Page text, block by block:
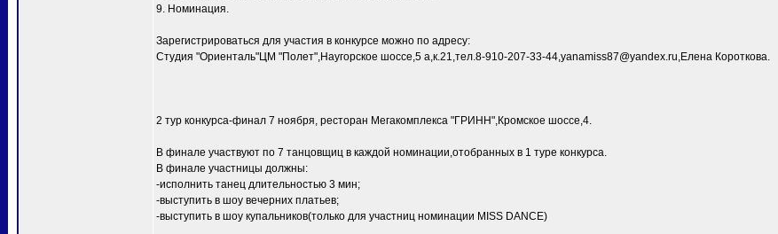
9. Номинация.
Зарегистрироваться для участия в конкурсе можно по адресу:
Студия "Ориенталь"ЦМ "Полет",Наугорское шоссе,5 а,к.21,тел.8-910-207-33-44,yanamiss87@yandex.ru,Елена Короткова.
2 тур конкурса-финал 7 ноября, ресторан Мегакомплекса "ГРИНН",Кромское шоссе,4.
В финале участвуют по 7 танцовщиц в каждой номинации,отобранных в 1 туре конкурса.
В финале участницы должны:
-исполнить танец длительностью 3 мин;
-выступить в шоу вечерних платьев;
-выступить в шоу купальников(только для участниц номинации MISS DANCE)